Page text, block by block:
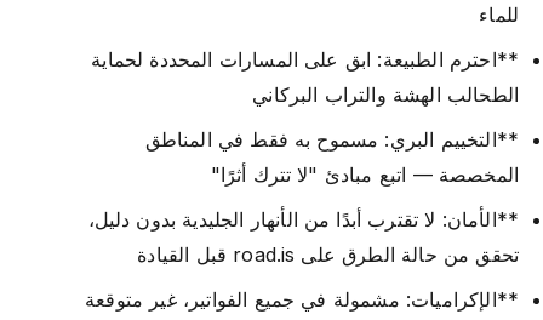
للماء
**احترم الطبيعة: ابق على المسارات المحددة لحماية
الطحالب الهشة والتراب البركاني
**التخييم البري: مسموح به فقط في المناطق
المخصصة — اتبع مبادئ "لا تترك أثرًا"
**الأمان: لا تقترب أبدًا من الأنهار الجليدية بدون دليل،
تحقق من حالة الطرق على road.is قبل القيادة
**الإكراميات: مشمولة في جميع الفواتير، غير متوقعة